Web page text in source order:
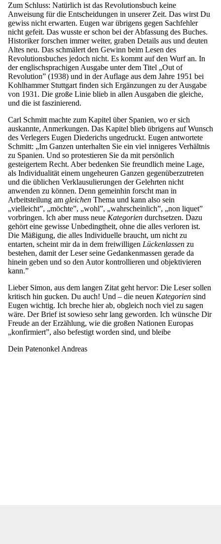
Zum Schluss: Natürlich ist das Revolutionsbuch keine
Anweisung für die Entscheidungen in unserer Zeit. Das wirst Du
gewiss nicht erwarten. Eugen war übrigens gegen Sachfehler
nicht gefeit. Das wusste er schon bei der Abfassung des Buches.
Historiker forschen immer weiter, graben Details aus und deuten
Altes neu. Das schmälert den Gewinn beim Lesen des
Revolutionsbuches jedoch nicht. Es kommt auf den Wurf an. In
der englischsprachigen Ausgabe unter dem Titel „Out of
Revolution” (1938) und in der Auflage aus dem Jahre 1951 bei
Kohlhammer Stuttgart finden sich Ergänzungen zu der Ausgabe
von 1931. Die große Linie blieb in allen Ausgaben die gleiche,
und die ist faszinierend.
Carl Schmitt machte zum Kapitel über Spanien, wo er sich
auskannte, Anmerkungen. Das Kapitel blieb übrigens auf Wunsch
des Verlegers Eugen Diederichs ungedruckt. Eugen antwortete
Schmitt: „Im Ganzen unterhalten Sie ein viel innigeres Verhältnis
zu Spanien. Und so protestieren Sie da mit persönlich
gesteigertem Recht. Aber bedenken Sie freundlich meine Lage,
als Individualität einem ungeheuren Ganzen gegenüberzutreten
und die üblichen Verklausulierungen der Gelehrten nicht
anwenden zu können. Denn gemeinhin forscht man in
Arbeitsteilung am gleichen Thema und kann also sein
„vielleicht”, „möchte”, „wohl”, „wahrscheinlich”, „non liquet”
vorbringen. Ich aber muss neue Kategorien durchsetzen. Dazu
gehört eine gewisse Unbedingtheit, ohne die alles verloren ist.
Die Mäßigung, die alles Individuelle braucht, um nicht zu
entarten, scheint mir da in dem freiwilligen Lückenlassen zu
bestehen, damit der Leser seine Gedankenmassen gerade da
hinein geben und so den Autor kontrollieren und objektivieren
kann.”
Lieber Simon, aus dem langen Zitat geht hervor: Die Leser sollen
kritisch hin gucken. Du auch! Und – die neuen Kategorien sind
Eugen wichtig. Ich breche hier ab, obgleich noch viel zu sagen
wäre. Der Brief ist sowieso sehr lang geworden. Ich wünsche Dir
Freude an der Erzählung, wie die großen Nationen Europas
„konfirmiert”, also befestigt worden sind, und bleibe
Dein Patenonkel Andreas